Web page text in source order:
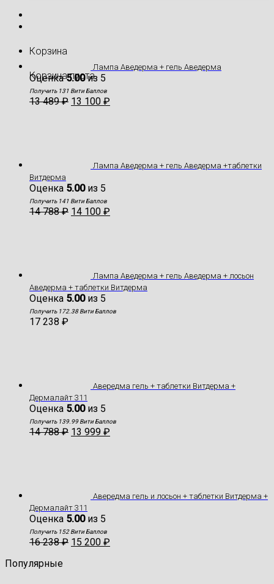
Корзина
Корзина пуста.
Лампа Аведерма + гель Аведерма
Оценка5.00из 5
Получить 131 Вити Баллов
13 489₽ 13 100 ₽
Лампа Аведерма + гель Аведерма +таблетки
Витдерма
Оценка 5.00из 5
Получить 141 Вити Баллов
14 788₽ 14 100 ₽
Лампа Аведерма + гель Аведерма + лосьон
Аведерма + таблетки Витдерма
Оценка 5.00из 5
Получить 172.38 Вити Баллов
17 238 ₽
Авередма гель + таблетки Витдерма +
Дермалайт 311
Оценка 5.00из 5
Получить 139.99 Вити Баллов
14 788₽ 13 999 ₽
Авередма гель и лосьон + таблетки Витдерма +
Дермалайт 311
Оценка 5.00из 5
Получить 152 Вити Баллов
16 238₽ 15 200 ₽
Популярные